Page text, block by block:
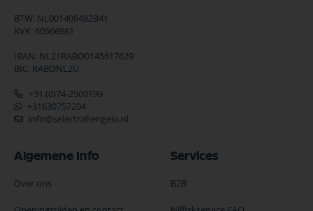
BTW: NL001406482B41
KVK: 60566981
IBAN: NL21RABO0145617629
BIC: RABONL2U
+31 (0)74-2500199
+31630757204
info@selectrahengelo.nl
Algemene Info
Over ons
Services
B2B